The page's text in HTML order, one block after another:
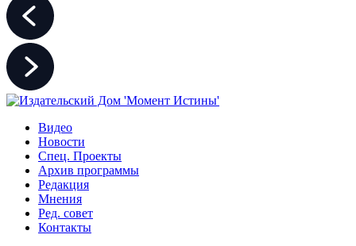
Видео
Новости
Спец. Проекты
Архив программы
Редакция
Мнения
Ред. совет
Контакты